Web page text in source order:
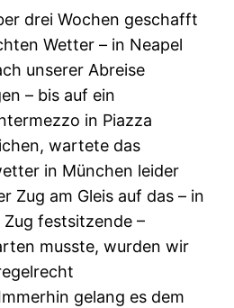
drei Wochen geschafft
Wetter – in Neapel
unserer Abreise
– bis auf ein
in Piazza
wartete das
in München leider
Zug am Gleis auf das – in
festsitzende –
musste, wurden wir
gelang es dem